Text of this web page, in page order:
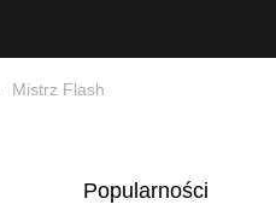
Mistrz Flash
Popularności